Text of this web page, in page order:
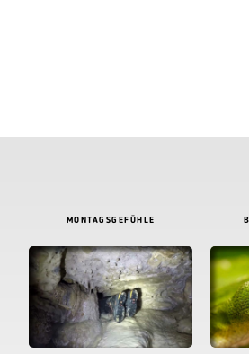
MONTAGSGEFÜHLE